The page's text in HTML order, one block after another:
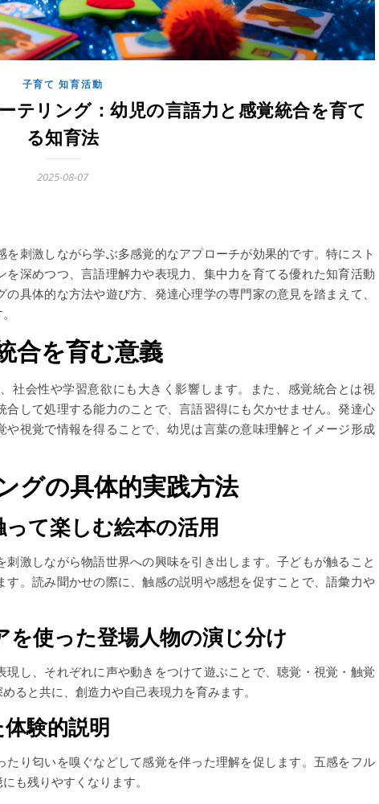
子育て 知育活動
テリング：幼児の言語力と感覚統合を育て
る知育法
2025-08-07
刺激しながら学ぶ多感覚的なアプローチが効果的です。特にスト
深めつつ、言語理解力や表現力、集中力を育てる優れた知育活動
具体的な方法や遊び方、発達心理学の専門家の意見を踏まえて、
合を育む意義
社会性や学習意欲にも大きく影響します。また、感覚統合とは視
して処理する能力のことで、言語習得にも欠かせません。発達心
視覚で情報を得ることで、幼児は言葉の意味理解とイメージ形成
グの具体的実践方法
て楽しむ絵本の活用
激しながら物語世界への興味を引き出します。子どもが触ること
。読み聞かせの際に、触感の説明や感想を促すことで、語彙力や
使った登場人物の演じ分け
し、それぞれに声や動きをつけて遊ぶことで、聴覚・視覚・触覚
ると共に、創造力や自己表現力を育みます。
験的説明
り匂いを嗅ぐなどして感覚を伴った理解を促します。五感をフル
も残りやすくなります。